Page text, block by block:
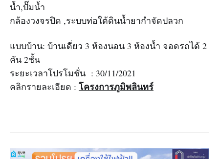
น้ำ,ปั๊มน้ำ
กล้องวงจรปิด ,ระบบท่อใต้ดินน้ำยากำจัดปลวก
แบบบ้าน: บ้านเดี่ยว 3 ห้องนอน 3 ห้องน้ำ จอดรถได้ 2
คัน 2ชั้น
ระยะเวลาโปรโมชั่น : 30/11/2021
คลิกรายละเอียด : โครงการภูมิพลินทร์